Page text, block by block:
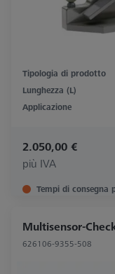
Tipologia di prodotto
Lunghezza (L)
Applicazione
2.050,00 €
più IVA
Tempi di consegna
Multisensor-
626106-9355-508